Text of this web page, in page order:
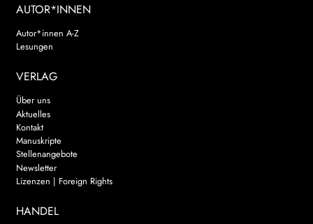
AUTOR*INNEN
Autor*innen A-Z
Lesungen
VERLAG
Über uns
Aktuelles
Kontakt
Manuskripte
Stellenangebote
Newsletter
Lizenzen | Foreign Rights
HANDEL